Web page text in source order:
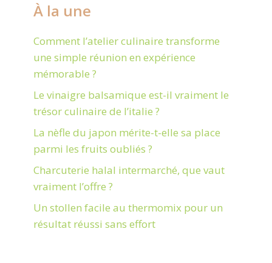
À la une
Comment l’atelier culinaire transforme
une simple réunion en expérience
mémorable ?
Le vinaigre balsamique est-il vraiment le
trésor culinaire de l’italie ?
La nèfle du japon mérite-t-elle sa place
parmi les fruits oubliés ?
Charcuterie halal intermarché, que vaut
vraiment l’offre ?
Un stollen facile au thermomix pour un
résultat réussi sans effort